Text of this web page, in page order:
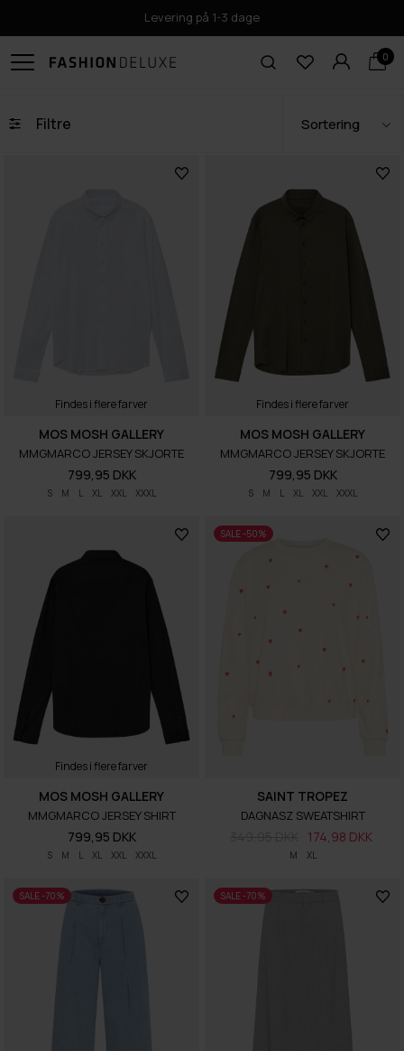
Levering på 1-3 dage
0
Filtre
Findes i flere farver
S M L XL XXL XXXL
MOS MOSH GALLERY
MMGMARCO JERSEY SKJORTE
799,95 DKK
Findes i flere farver
S M L XL XXL XXXL
MOS MOSH GALLERY
MMGMARCO JERSEY SKJORTE
799,95 DKK
Findes i flere farver
S M L XL XXL XXXL
MOS MOSH GALLERY
MMGMARCO JERSEY SHIRT
799,95 DKK
SALE -50%
M XL
SAINT TROPEZ
DAGNASZ SWEATSHIRT
174,98 DKK
SALE -70% SALE -70%